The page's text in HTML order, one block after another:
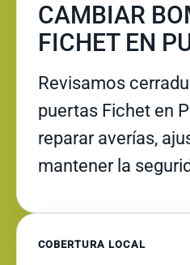
CAMBIAR
FICHET EN
Revisamos
puertas Fichet en
reparar averías,
mantener la
COBERTURA LOCAL